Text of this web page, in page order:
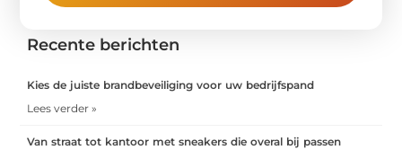
Recente berichten
Kies de juiste brandbeveiliging voor uw bedrijfspand
Lees verder »
Van straat tot kantoor met sneakers die overal bij passen